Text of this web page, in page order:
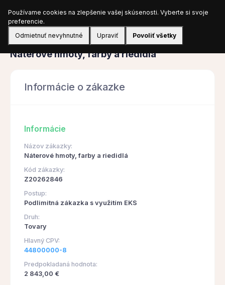
Prihlásiť sa
Obstarávanie
Náterové hmoty, farby a riedidlá
Informácie o zákazke
Informácie
Názov zákazky:
Náterové hmoty, farby a riedidlá
Kód zákazky:
Z20262846
Postup:
Podlimitná zákazka s využitím EKS
Druh:
Tovary
Hlavný CPV:
44800000-8
Predpokladaná hodnota:
2 843,00 €
Používame cookies na zlepšenie vašej skúsenosti. Vyberte si svoje
preferencie.
Odmietnuť nevyhnutné
Upraviť Povoliť všetky